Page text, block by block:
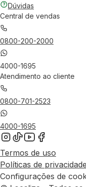
Dúvidas
Central de vendas
0800-200-2000
4000-1695
Atendimento ao cliente
0800-701-2523
4000-1695
Termos de uso
Políticas de privacidade
Configurações de